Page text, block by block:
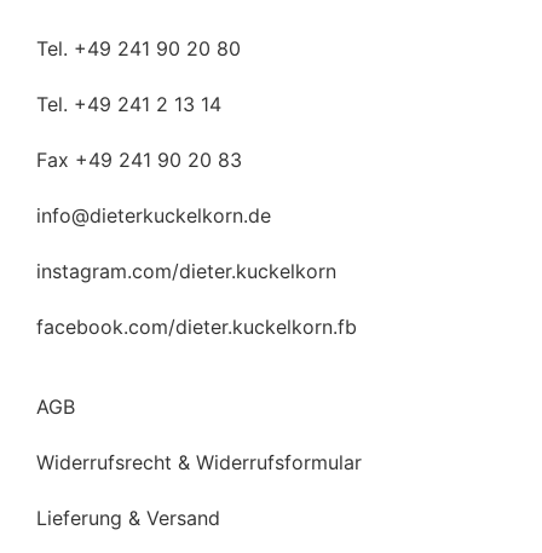
Tel. +49 241 90 20 80
Tel. +49 241 2 13 14
Fax +49 241 90 20 83
info@dieterkuckelkorn.de
instagram.com/dieter.kuckelkorn
facebook.com/dieter.kuckelkorn.fb
AGB
Widerrufsrecht & Widerrufsformular
Lieferung & Versand